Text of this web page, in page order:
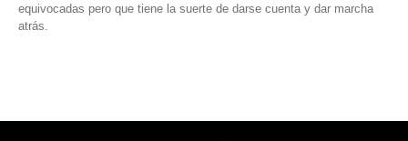
equivocadas pero que tiene la suerte de darse cuenta y dar marcha
atrás.